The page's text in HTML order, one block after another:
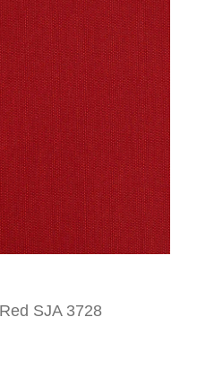
SJA 3728